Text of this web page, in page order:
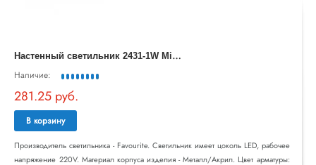
Н
астенный светильник 2431-1W Mirror Strenuus Favourite
Наличие:
281.25 руб.
В корзину
Производитель светильника - Favourite. Светильник имеет цоколь LED, рабочее
напряжение 220V. Материал корпуса изделия - Металл/Акрил. Цвет арматуры: